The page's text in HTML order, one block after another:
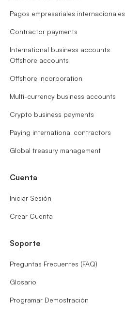
Pagos empresariales internacionales
Contractor payments
International business accounts
Offshore accounts
Offshore incorporation
Multi-currency business accounts
Crypto business payments
Paying international contractors
Global treasury management
Cuenta
Iniciar Sesión
Crear Cuenta
Soporte
Preguntas Frecuentes (FAQ)
Glosario
Programar Demostración